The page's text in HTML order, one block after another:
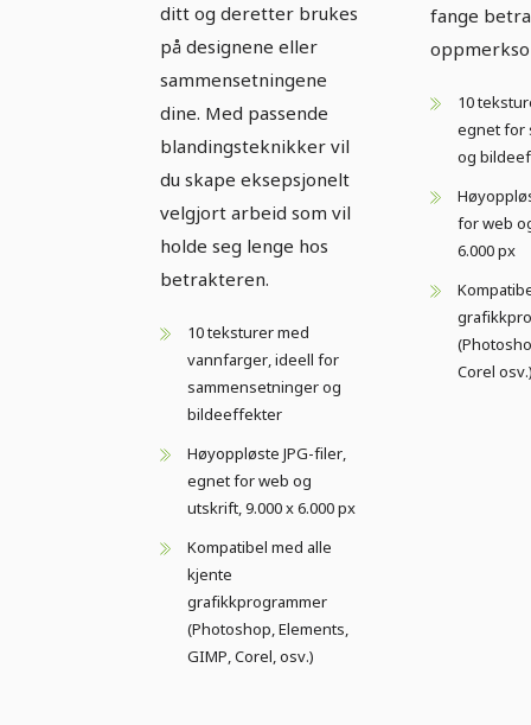
ditt og deretter brukes
på designene eller
sammensetningene
dine. Med passende
blandingsteknikker vil
du skape eksepsjonelt
velgjort arbeid som vil
holde seg lenge hos
betrakteren.
10 teksturer med
vannfarger, ideell for
sammensetninger og
bildeeffekter
Høyoppløste JPG-filer,
egnet for web og
utskrift, 9.000 x 6.000 px
Kompatibel med alle
kjente
grafikkprogrammer
(Photoshop, Elements,
GIMP, Corel, osv.)
fange
10
egnet for
og
for web
6.000 px
Corel